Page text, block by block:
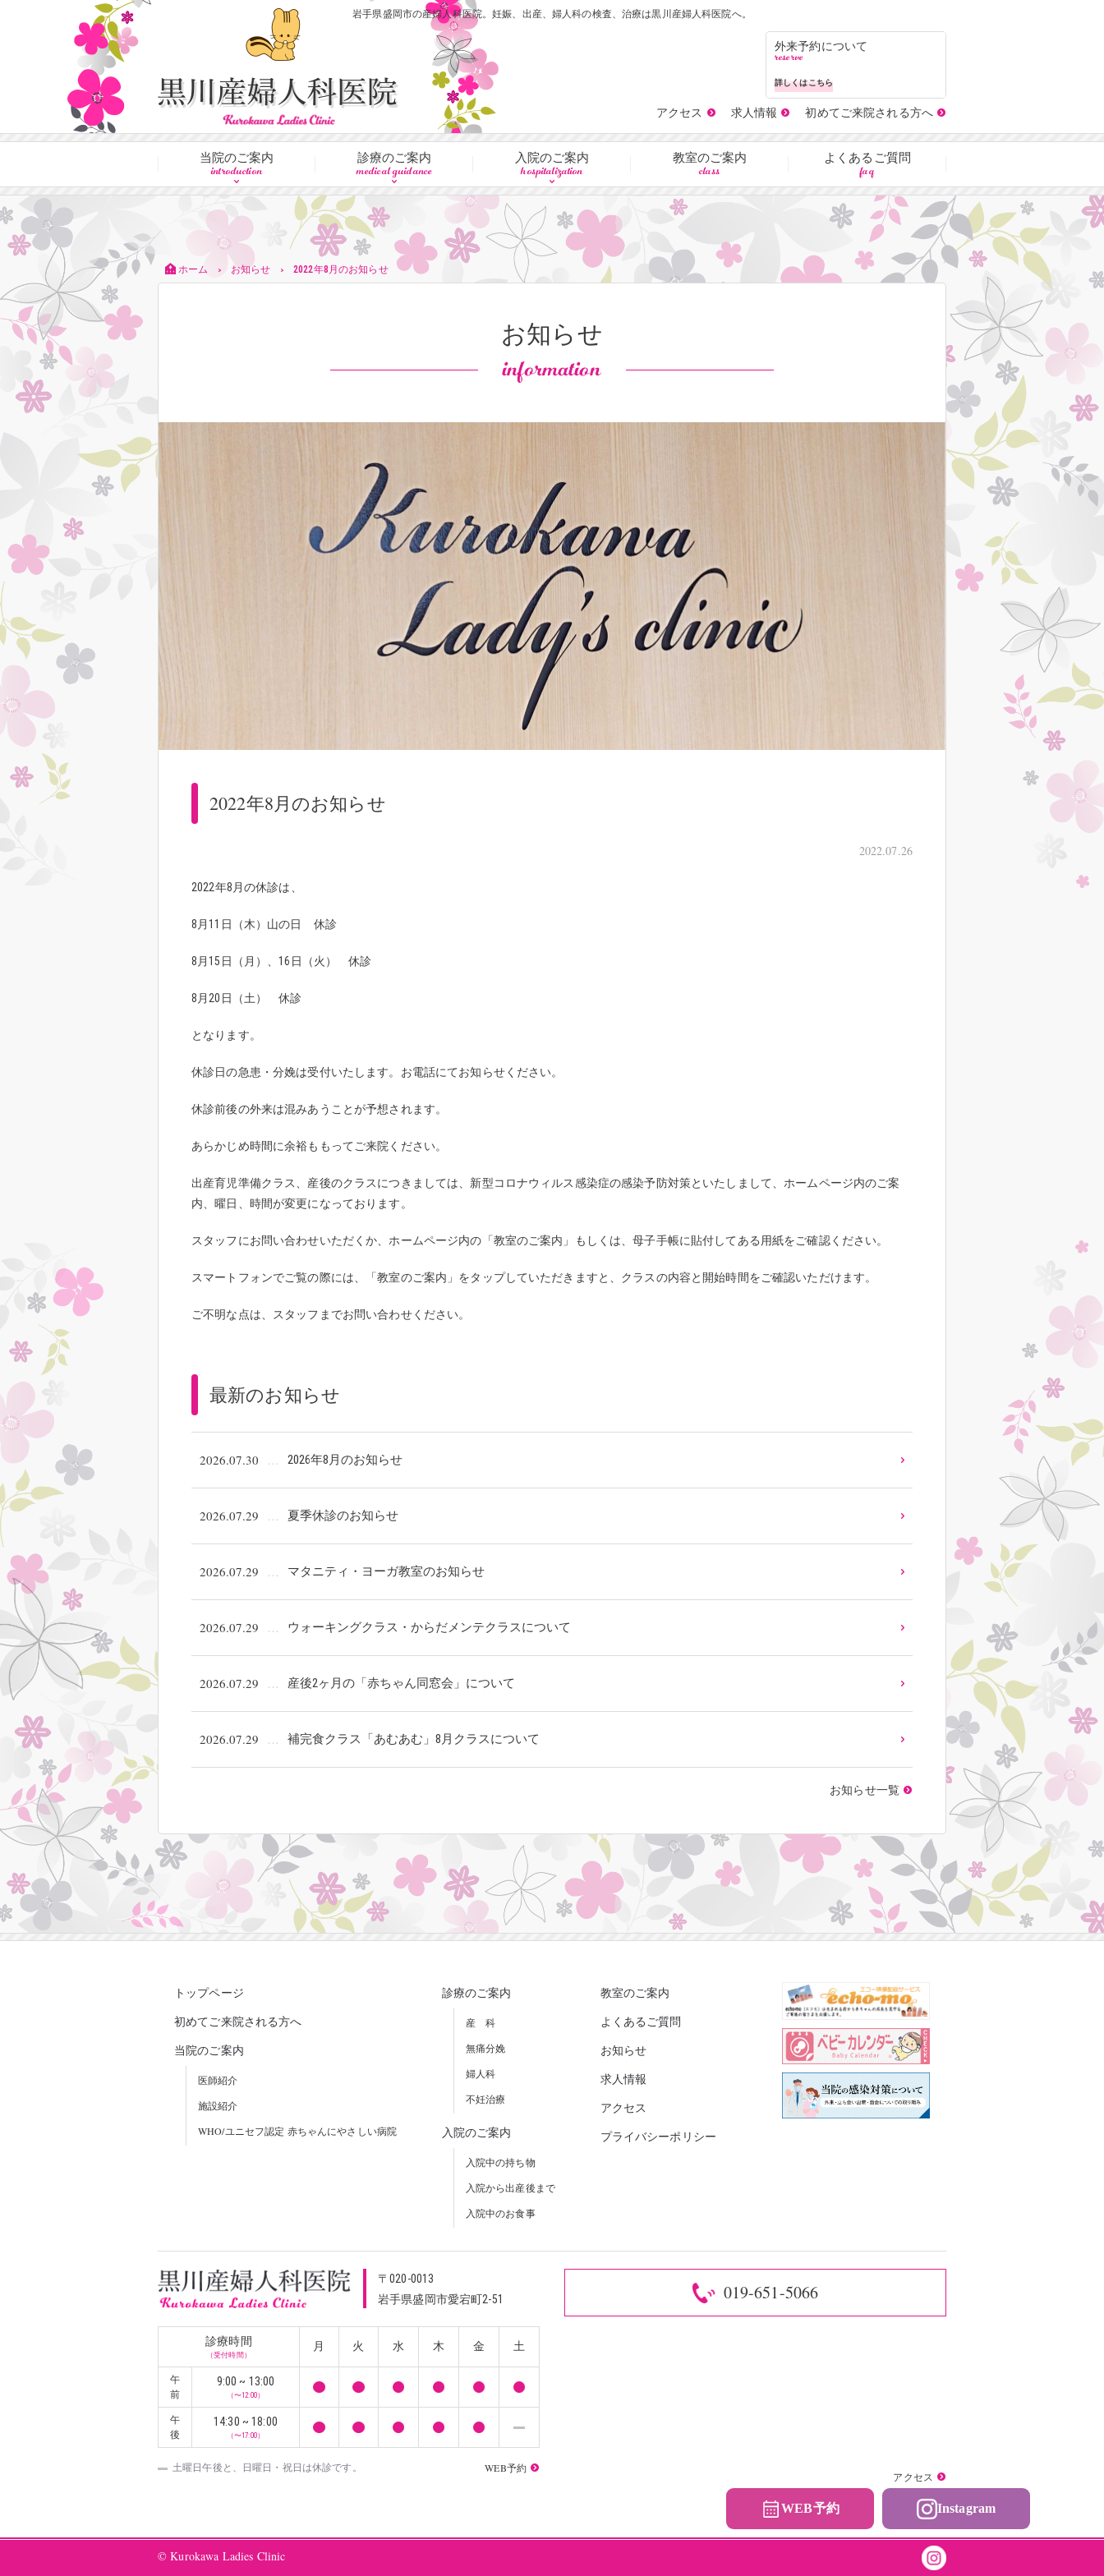
岩手県盛岡市の産婦人科医院。妊娠、出産、婦人科の検査、治療は黒川産婦人科医院へ。
外来予約について
reserve
詳しくはこちら
アクセス 求人情報 初めてご来院される方へ
当院のご案内
introduction
診療のご案内
medical guidance
入院のご案内
hospitalization
教室のご案内
class
よくあるご質問
faq
ホーム > お知らせ > 2022年8月のお知らせ
お知らせ
information
2022年8月のお知らせ
2022.07.26
2022年8月の休診は、
8月11日（木）山の日 休診
8月15日（月）、16日（火） 休診
8月20日（土） 休診
となります。
休診日の急患・分娩は受付いたします。お電話にてお知らせください。
休診前後の外来は混みあうことが予想されます。
あらかじめ時間に余裕ももってご来院ください。
出産育児準備クラス、産後のクラスにつきましては、新型コロナウィルス感染症の感染予防対策といたしまして、ホームページ内のご案
内、曜日、時間が変更になっております。
スタッフにお問い合わせいただくか、ホームページ内の「教室のご案内」もしくは、母子手帳に貼付してある用紙をご確認ください。
スマートフォンでご覧の際には、「教室のご案内」をタップしていただきますと、クラスの内容と開始時間をご確認いただけます。
ご不明な点は、スタッフまでお問い合わせください。
最新のお知らせ
2026.07.30 2026年8月のお知らせ
2026.07.29 夏季休診のお知らせ
2026.07.29 マタニティ・ヨーガ教室のお知らせ
2026.07.29 ウォーキングクラス・からだメンテクラスについて
2026.07.29 産後2ヶ月の「赤ちゃん同窓会」について
2026.07.29 補完食クラス「あむあむ」8月クラスについて
お知らせ一覧
トップページ
初めてご来院される方へ
当院のご案内
医師紹介
施設紹介
WHO/ユニセフ認定 赤ちゃんにやさしい病院
診療のご案内
産 科
無痛分娩
婦人科
不妊治療
入院のご案内
入院中の持ち物
入院から出産後まで
入院中のお食事
教室のご案内
よくあるご質問
お知らせ
求人情報
アクセス
プライバシーポリシー
〒020-0013
岩手県盛岡市愛宕町2-51
診療時間
（受付時間）
月 火 水 木 金 土
午
前
9:00 ~ 13:00
（〜12:00）
午
後
14:30 ~ 18:00
（〜17:00）
土曜日午後と、日曜日・祝日は休診です。 WEB予約
019-651-5066
アクセス
© Kurokawa Ladies Clinic
Instagram
WEB予約